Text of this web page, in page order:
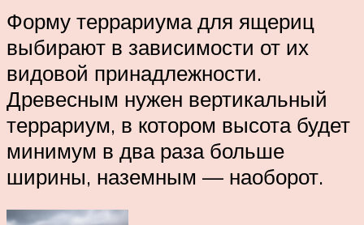
Форму террариума для ящериц
выбирают в зависимости от их
видовой принадлежности.
Древесным нужен вертикальный
террариум, в котором высота будет
минимум в два раза больше
ширины, наземным — наоборот.